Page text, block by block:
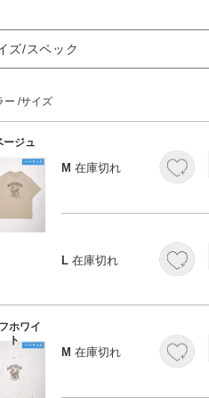
ズ/スペック
ー サイズ
ージュ
M 在庫切れ
L 在庫切れ
ホワイ
ト
M 在庫切れ